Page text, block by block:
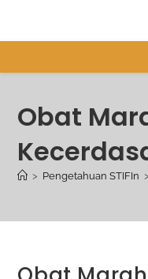
Obat
> Pengetahuan STIFIn >